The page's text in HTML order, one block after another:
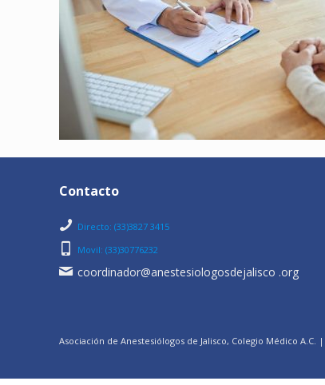
Contacto
Directo: (33)3827 3415
Movil: (33)30776232
coordinador@anestesiologosdejalisco .org
Asociación de Anestesiólogos de Jalisco, Colegio Médico A.C. |